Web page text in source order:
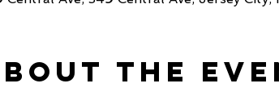
The